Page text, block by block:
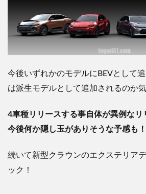
今後いずれかのモデルにBEVとして
は派生モデルとして追加されるのか
4車種リリースする事自体が異例なリ
今後何か隠し玉がありそうな予感も！
続いて新型クラウンのエクステリア
ック！